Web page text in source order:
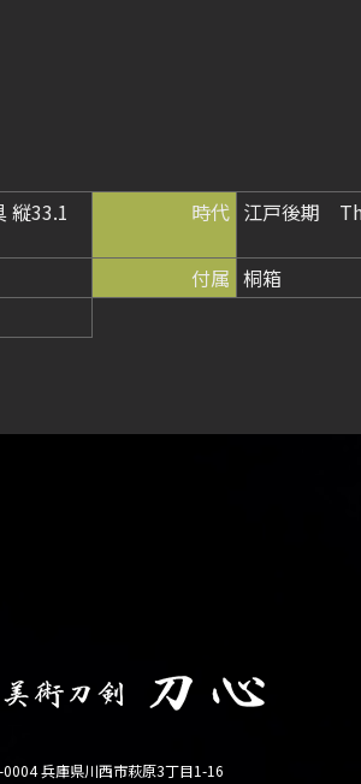
縦33.1
時代 江戸後期
付属 桐箱
0004 兵庫県川西市萩原3丁目1-16